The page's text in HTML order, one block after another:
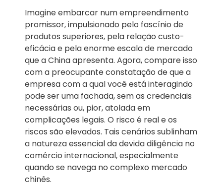
Imagine embarcar num empreendimento
promissor, impulsionado pelo fascínio de
produtos superiores, pela relação custo-
eficácia e pela enorme escala de mercado
que a China apresenta. Agora, compare isso
com a preocupante constatação de que a
empresa com a qual você está interagindo
pode ser uma fachada, sem as credenciais
necessárias ou, pior, atolada em
complicações legais. O risco é real e os
riscos são elevados. Tais cenários sublinham
a natureza essencial da devida diligência no
comércio internacional, especialmente
quando se navega no complexo mercado
chinês.